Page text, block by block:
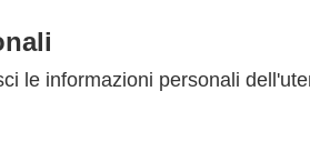
le informazioni personali